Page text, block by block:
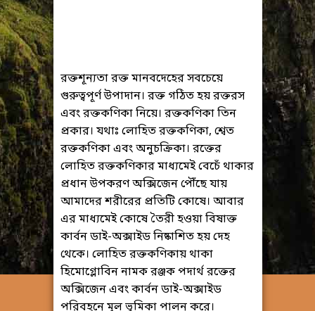
রক্তশূন্যতা রক্ত মানবদেহের সবচেয়ে
গুরুত্বপূর্ণ উপাদান। রক্ত গঠিত হয় রক্তরস
এবং রক্তকণিকা নিয়ে। রক্তকণিকা তিন
প্রকার। যথাঃ লোহিত রক্তকণিকা, শ্বেত
রক্তকণিকা এবং অনুচক্রিকা। রক্তের
লোহিত রক্তকণিকার মাধ্যমেই বেচেঁ থাকার
প্রধান উপকরণ অক্সিজেন পৌঁছে যায়
আমাদের শরীরের প্রতিটি কোষে। আবার
এর মাধ্যমেই কোষে তৈরী হওয়া বিষাক্ত
কার্বন ডাই-অক্সাইড নিষ্কাশিত হয় দেহ
থেকে। লোহিত রক্তকণিকায় থাকা
হিমোগ্লোবিন নামক রঞ্জক পদার্থ রক্তের
অক্সিজেন এবং কার্বন ডাই-অক্সাইড
পরিবহনে মূল ভূমিকা পালন করে।